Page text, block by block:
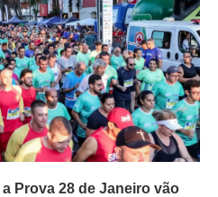
Prova 28 de Janeiro vão